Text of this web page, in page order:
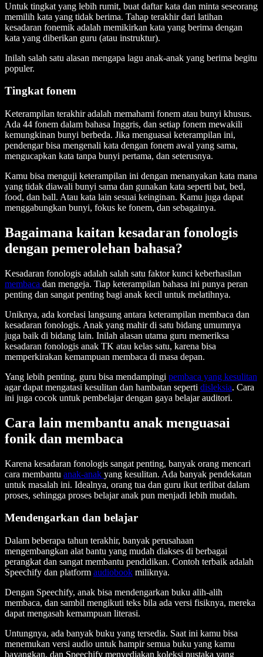
Untuk tingkat yang lebih rumit, buat daftar kata dan minta seseorang
memilih kata yang tidak berima. Tahap terakhir dari latihan
kesadaran fonemik adalah memikirkan kata yang berima dengan
kata yang diberikan guru (atau instruktur).
Inilah salah satu alasan mengapa lagu anak-anak yang berima begitu
populer.
Tingkat fonem
Keterampilan terakhir adalah memahami fonem atau bunyi khusus.
Ada 44 fonem dalam bahasa Inggris, dan setiap fonem mewakili
kemungkinan bunyi berbeda. Jika menguasai keterampilan ini,
pendengar bisa mengenali kata dengan fonem awal yang sama,
mengucapkan kata tanpa bunyi pertama, dan seterusnya.
Kamu bisa menguji keterampilan ini dengan menanyakan kata mana
yang tidak diawali bunyi sama dan gunakan kata seperti bat, bed,
food, dan ball. Atau kata lain sesuai keinginan. Kamu juga dapat
menggabungkan bunyi, fokus ke fonem, dan sebagainya.
Bagaimana kaitan kesadaran fonologis
dengan pemerolehan bahasa?
Kesadaran fonologis adalah salah satu faktor kunci keberhasilan
membaca dan mengeja. Tiap keterampilan bahasa ini punya peran
penting dan sangat penting bagi anak kecil untuk melatihnya.
Uniknya, ada korelasi langsung antara keterampilan membaca dan
kesadaran fonologis. Anak yang mahir di satu bidang umumnya
juga baik di bidang lain. Inilah alasan utama guru memeriksa
kesadaran fonologis anak TK atau kelas satu, karena bisa
memperkirakan kemampuan membaca di masa depan.
Yang lebih penting, guru bisa mendampingi pembaca yang kesulitan
agar dapat mengatasi kesulitan dan hambatan seperti disleksia. Cara
ini juga cocok untuk pembelajar dengan gaya belajar auditori.
Cara lain membantu anak menguasai
fonik dan membaca
Karena kesadaran fonologis sangat penting, banyak orang mencari
cara membantu anak-anak yang kesulitan. Ada banyak pendekatan
untuk masalah ini. Idealnya, orang tua dan guru ikut terlibat dalam
proses, sehingga proses belajar anak pun menjadi lebih mudah.
Mendengarkan dan belajar
Dalam beberapa tahun terakhir, banyak perusahaan
mengembangkan alat bantu yang mudah diakses di berbagai
perangkat dan sangat membantu pendidikan. Contoh terbaik adalah
Speechify dan platform audiobook miliknya.
Dengan Speechify, anak bisa mendengarkan buku alih-alih
membaca, dan sambil mengikuti teks bila ada versi fisiknya, mereka
dapat mengasah kemampuan literasi.
Untungnya, ada banyak buku yang tersedia. Saat ini kamu bisa
menemukan versi audio untuk hampir semua buku yang kamu
bayangkan, dan Speechify menyediakan koleksi pustaka yang